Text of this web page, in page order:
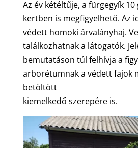
Az év kétéltűje, a fürgegyík
kertben is megfigyelhető. Az
védett homoki árvalányhaj.
találkozhatnak a látogatók.
bemutatáson túl felhívja a
arborétumnak a védett fajok
betöltött
kiemelkedő szerepére is.